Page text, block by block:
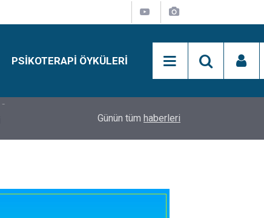
PSIKOTERAPI ÖYKÜLERI
Simon Says Dikkat Programı Nedir?
Günün tüm haberleri